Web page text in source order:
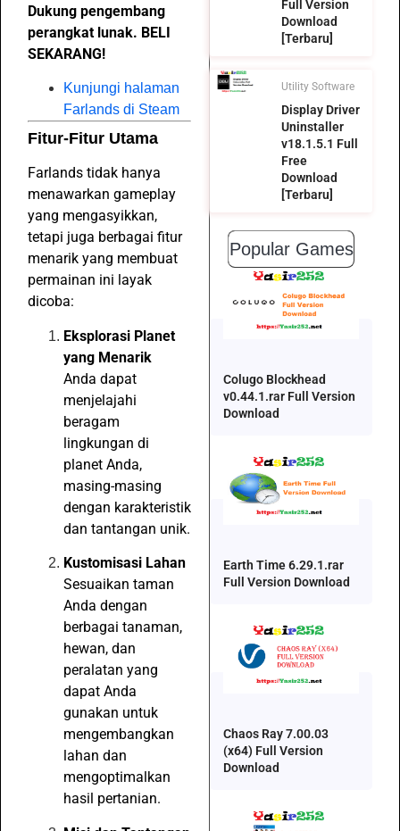
Dukung pengembang
perangkat lunak. BELI
SEKARANG!
Kunjungi halaman
Farlands di Steam
Fitur-Fitur Utama
Farlands tidak hanya
menawarkan gameplay
yang mengasyikkan,
tetapi juga berbagai fitur
menarik yang membuat
permainan ini layak
dicoba:
Eksplorasi Planet
yang Menarik
Anda dapat
menjelajahi
beragam
lingkungan di
planet Anda,
masing-masing
dengan karakteristik
dan tantangan unik.
Kustomisasi Lahan
Sesuaikan taman
Anda dengan
berbagai tanaman,
hewan, dan
peralatan yang
dapat Anda
gunakan untuk
mengembangkan
lahan dan
mengoptimalkan
hasil pertanian.
Full Version
Download
[Terbaru]
Utility Software
Display Driver
Uninstaller
v18.1.5.1 Full
Free
Download
[Terbaru]
Popular Games
Colugo Blockhead
v0.44.1.rar Full Version
Download
Earth Time 6.29.1.rar
Full Version Download
Chaos Ray 7.00.03
(x64) Full Version
Download